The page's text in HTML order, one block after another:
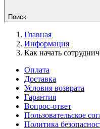
Поиск
Главная
Информация
Как начать
Оплата
Доставка
Условия возврата
Гарантия
Вопрос-ответ
Пользовательское
Политика